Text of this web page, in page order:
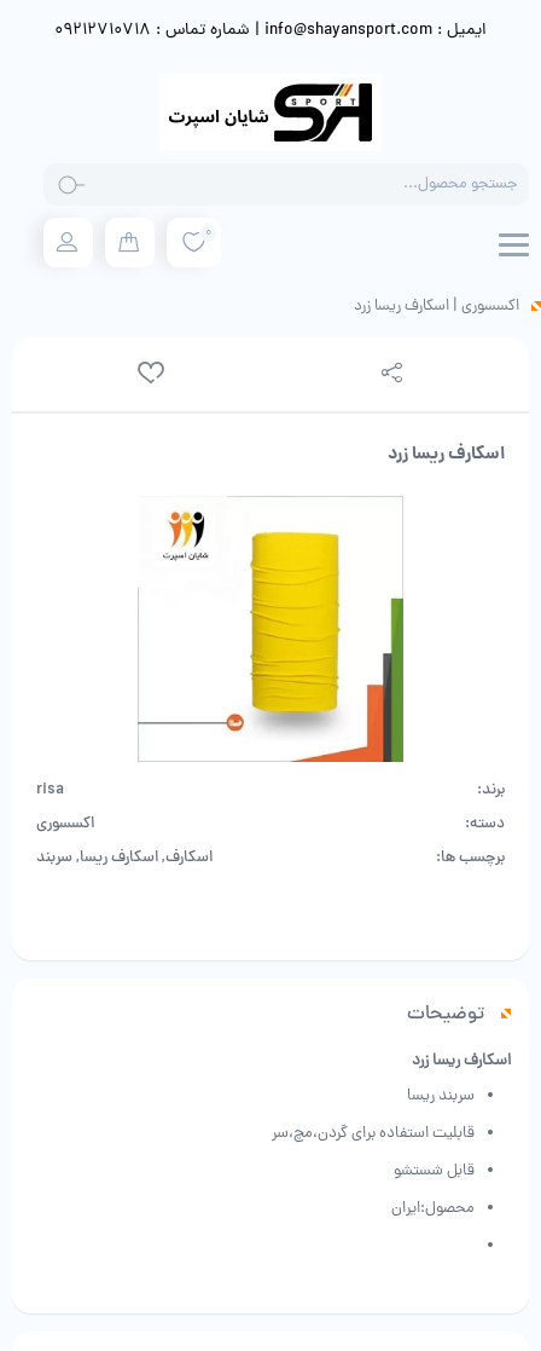
ایمیل : info@shayansport.com | شماره تماس : 09212710718
search
0
اکسسوری | اسکارف ریسا زرد
اسکارف ریسا زرد
برند:
risa
دسته:
اکسسوری
برچسب ها:
اسکارف,اسکارف ریسا,سربند
توضیحات
اسکارف ریسا زرد
سربند ریسا
قابلیت استفاده برای گردن،مچ،سر
قابل شستشو
محصول:ایران